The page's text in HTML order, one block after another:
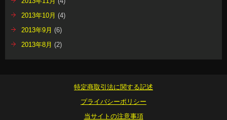
2013年10月 (4)
2013年9月 (6)
2013年8月 (2)
特定商取引法に関する記述
プライバシーポリシー
当サイトの注意事項